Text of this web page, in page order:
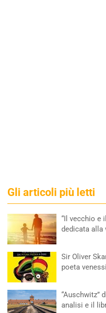
Gli articoli più letti
“Il vecchio e
dedicata alla
Sir Oliver
poeta
“Auschwitz”
analisi e il